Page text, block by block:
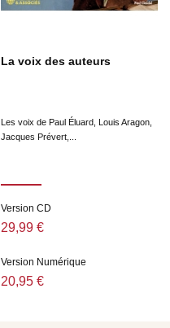
La voix des auteurs
Les voix de Paul Éluard, Louis Aragon,
Jacques Prévert,...
Version CD
29,99 €
Version Numérique
20,95 €